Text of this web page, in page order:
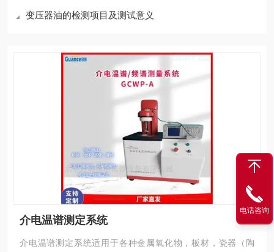
变压器油的检测项目及测试意义
介电温谱测定系统
介电温谱测定系统适用于各种金属氧化物，板材，瓷器（陶
电话咨询